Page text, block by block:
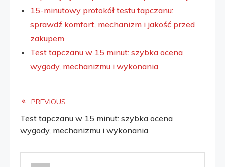
15-minutowy protokół testu tapczanu:
sprawdź komfort, mechanizm i jakość przed
zakupem
Test tapczanu w 15 minut: szybka ocena
wygody, mechanizmu i wykonania
Read
more
articles
PREVIOUS
Test tapczanu w 15 minut: szybka ocena
wygody, mechanizmu i wykonania